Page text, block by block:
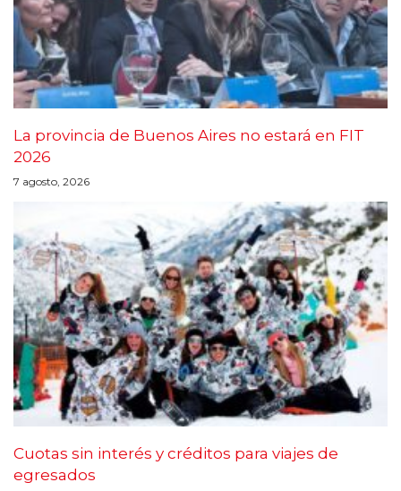
La provincia de Buenos Aires no estará en FIT
2026
7 agosto, 2026
Cuotas sin interés y créditos para viajes de
egresados